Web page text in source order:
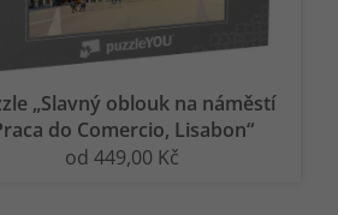
„Slavný oblouk na náměstí
do Comercio, Lisabon“
od 449,00 Kč